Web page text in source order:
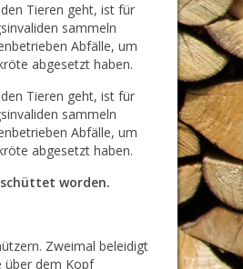
Tieren geht, ist für
sammeln
Abfälle, um
abgesetzt haben.
Tieren geht, ist für
sammeln
Abfälle, um
abgesetzt haben.
worden.
Zweimal beleidigt
über dem Kopf